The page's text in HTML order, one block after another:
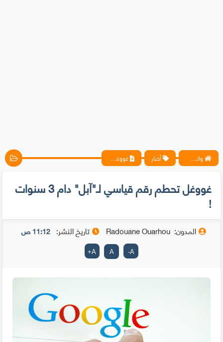
واتس آب ، فيسبوك ، أنترنت ، شروحات تقنية حصرية - المحترف أخبار غووغل تحطم رقم قياسي لـ"آبل" دام 3 سنوات !
غووغل تحطم رقم قياسي لـ"آبل" دام 3 سنوات
!
المدون: Radouane Ouarhou تاريخ النشر: 11:12 ص
A
-
A
A
+